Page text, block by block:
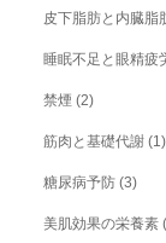
皮下脂肪と内臓脂
睡眠不足と眼精疲
禁煙 (2)
筋肉と基礎代謝 (1)
糖尿病予防 (3)
美肌効果の栄養素